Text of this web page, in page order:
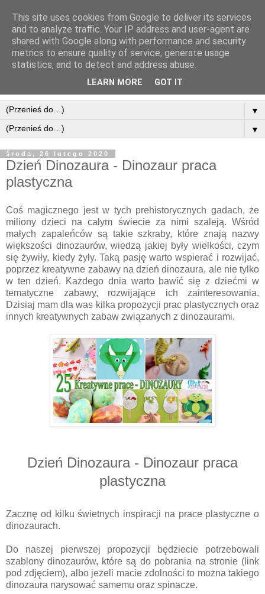
▼
▼
środa, 26 lutego 2020
Dzień Dinozaura - Dinozaur praca
plastyczna
Coś magicznego jest w tych prehistorycznych gadach, że
miliony dzieci na całym świecie za nimi szaleją. Wśród
małych zapaleńców są takie szkraby, które znają nazwy
większości dinozaurów, wiedzą jakiej były wielkości, czym
się żywiły, kiedy żyły. Taką pasję warto wspierać i rozwijać,
poprzez kreatywne zabawy na dzień dinozaura, ale nie tylko
w ten dzień. Każdego dnia warto bawić się z dziećmi w
tematyczne zabawy, rozwijające ich zainteresowania.
Dzisiaj mam dla was kilka propozycji prac plastycznych oraz
innych kreatywnych zabaw związanych z dinozaurami.
Dzień Dinozaura - Dinozaur praca
plastyczna
Zacznę od kilku świetnych inspiracji na prace plastyczne o
dinozaurach.
Do naszej pierwszej propozycji będziecie potrzebowali
szablony dinozaurów, które są do pobrania na stronie (link
pod zdjęciem), albo jeżeli macie zdolności to można takiego
dinozaura narysować samemu oraz spinacze.
This site uses cookies from Google to deliver its services
and to analyze traffic. Your IP address and user-agent are
shared with Google along with performance and security
metrics to ensure quality of service, generate usage
statistics, and to detect and address abuse.
LEARN MORE GOT IT